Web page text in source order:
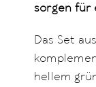
sorgen für
Das Set
hellem